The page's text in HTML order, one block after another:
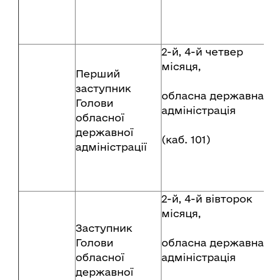
Перший
заступник
Голови
обласної
державної
адміністрації
2-й, 4-й четвер
місяця,
обласна державна
адміністрація
(каб. 101)
Заступник
Голови
обласної
державної
2-й, 4-й вівторок
місяця,
обласна державна
адміністрація